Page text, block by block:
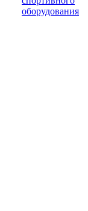
оборудования